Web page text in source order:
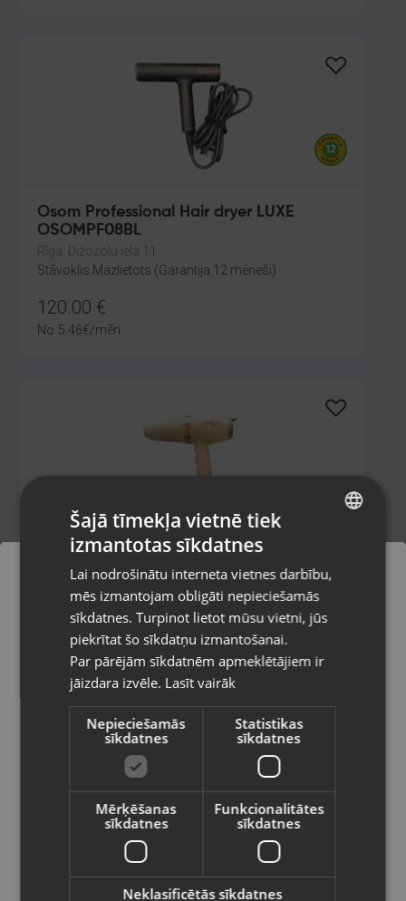
Osom Professional Hair dryer LUXE
OSOMPF08BL
Rīga, Dižozolu iela 11
Stāvoklis Mazlietots (Garantija 12 mēneši)
120.00 €
No 5.46€/mēn.
Emerio AT-2117
Talsi, Kr. Valdemāra iela 8
Stāvoklis Lietots (Garantija 6 mēneši)
13.00€
ProfiCare PC-HT 3009
Pasūtījumi tiks piegādāti uz
izvēlēto valsti
Vietnes saturs būs attēlots izvēlētajā
valodā
Valsts
Latviešu / Latvian
RUSSIAN
Šajā tīmekļa vietnē tiek
izmantotas sīkdatnes
Lai nodrošinātu interneta vietnes darbību,
mēs izmantojam obligāti nepieciešamās
sīkdatnes. Turpinot lietot mūsu vietni, jūs
piekrītat šo sīkdatņu izmantošanai.
Par pārējām sīkdatnēm apmeklētājiem ir
jāizdara izvēle. Lasīt vairāk
Nepieciešamās
sīkdatnes
Statistikas
sīkdatnes
Mērķēšanas
sīkdatnes
Funkcionalitātes
sīkdatnes
Neklasificētās sīkdatnes